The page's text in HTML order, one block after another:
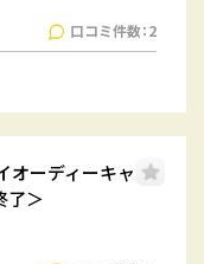
口コミ件数：2
オーディーキャリ
了＞